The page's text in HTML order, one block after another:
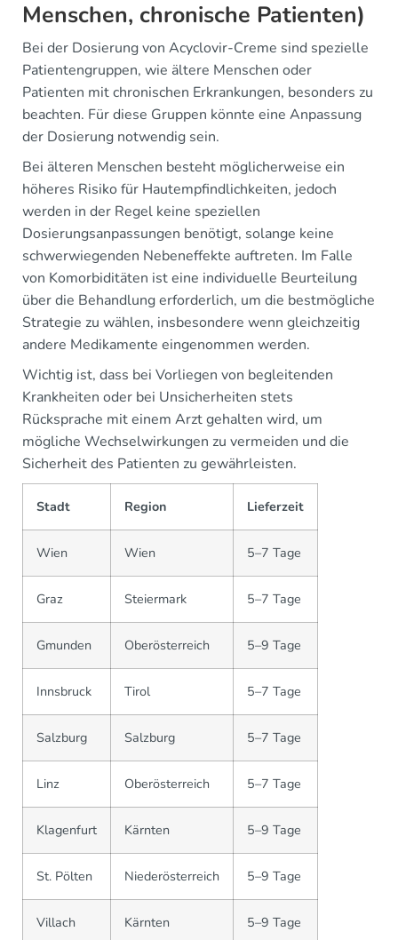
Menschen, chronische Patienten)
Bei der Dosierung von Acyclovir-Creme sind spezielle
Patientengruppen, wie ältere Menschen oder
Patienten mit chronischen Erkrankungen, besonders zu
beachten. Für diese Gruppen könnte eine Anpassung
der Dosierung notwendig sein.
Bei älteren Menschen besteht möglicherweise ein
höheres Risiko für Hautempfindlichkeiten, jedoch
werden in der Regel keine speziellen
Dosierungsanpassungen benötigt, solange keine
schwerwiegenden Nebeneffekte auftreten. Im Falle
von Komorbiditäten ist eine individuelle Beurteilung
über die Behandlung erforderlich, um die bestmögliche
Strategie zu wählen, insbesondere wenn gleichzeitig
andere Medikamente eingenommen werden.
Wichtig ist, dass bei Vorliegen von begleitenden
Krankheiten oder bei Unsicherheiten stets
Rücksprache mit einem Arzt gehalten wird, um
mögliche Wechselwirkungen zu vermeiden und die
Sicherheit des Patienten zu gewährleisten.
Stadt Region Lieferzeit
Wien Wien 5–7 Tage
Graz Steiermark 5–7 Tage
Gmunden Oberösterreich 5–9 Tage
Innsbruck Tirol 5–7 Tage
Salzburg Salzburg 5–7 Tage
Linz Oberösterreich 5–7 Tage
Klagenfurt Kärnten 5–9 Tage
St. Pölten Niederösterreich 5–9 Tage
Villach Kärnten 5–9 Tage